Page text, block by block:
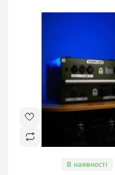
В наявності